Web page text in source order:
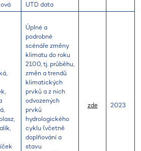
UTD data
Úplné a
podrobné
scénáře změny
klimatu do roku
2100, tj. průběhu,
změn a trendů
klimatických
prvků a z nich
odvozených
prvků
hydrologického
cyklu (včetně
doplňování a
stavu
zde 2023